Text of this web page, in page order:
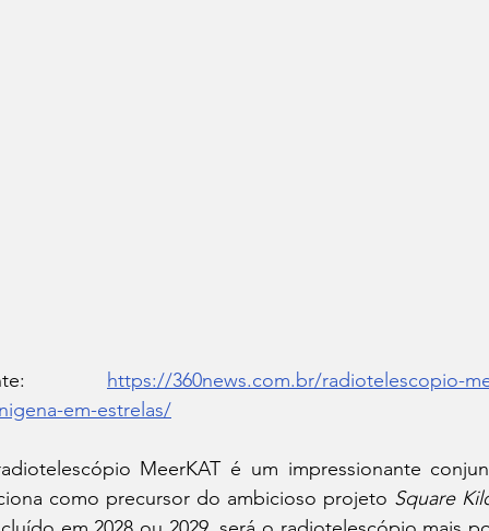
https://360news.com.br/radiotelescopio-
em-estrelas/
MeerKAT é um impressionante
como precursor do ambicioso projeto Square